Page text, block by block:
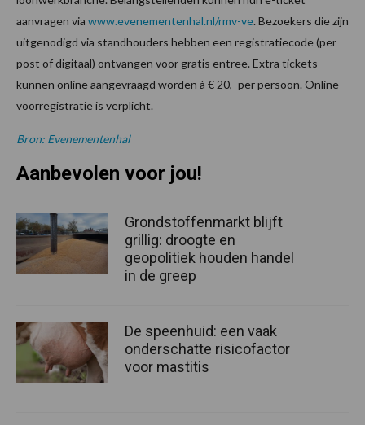
aanvragen via www.evenementenhal.nl/rmv-ve. Bezoekers die zijn
uitgenodigd via standhouders hebben een registratiecode (per
post of digitaal) ontvangen voor gratis entree. Extra tickets
kunnen online aangevraagd worden à € 20,- per persoon. Online
voorregistratie is verplicht.
Bron: Evenementenhal
Aanbevolen voor jou!
Grondstoffenmarkt blijft
grillig: droogte en
geopolitiek houden handel
in de greep
De speenhuid: een vaak
onderschatte risicofactor
voor mastitis